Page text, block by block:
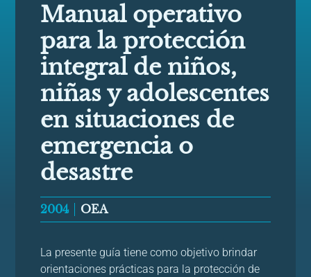
Manual operativo
para la protección
integral de niños,
niñas y adolescentes
en situaciones de
emergencia o
desastre
2004 OEA
La presente guía tiene como objetivo brindar
orientaciones prácticas para la protección de